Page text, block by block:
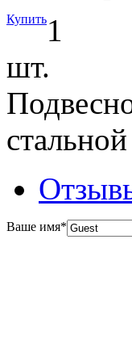
Купить1
шт.
Ваше имя*